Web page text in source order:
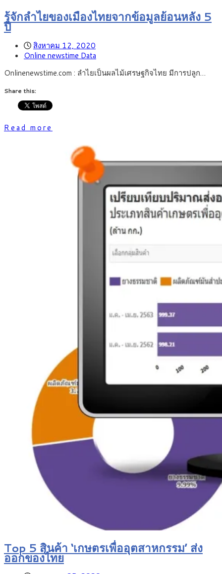
รู้จักลำไยของเมืองไทยจากข้อมูลย้อนหลัง 5
ปี
สิงหาคม 12, 2020
Online newstime Data
Onlinenewstime.com : ลำไยเป็นผลไม้เศรษฐกิจไทย มีการปลูก…
Share this:
Read more
Top 5 สินค้า ‘เกษตรเพื่ออุตสาหกรรม’ ส่ง
ออกของไทย